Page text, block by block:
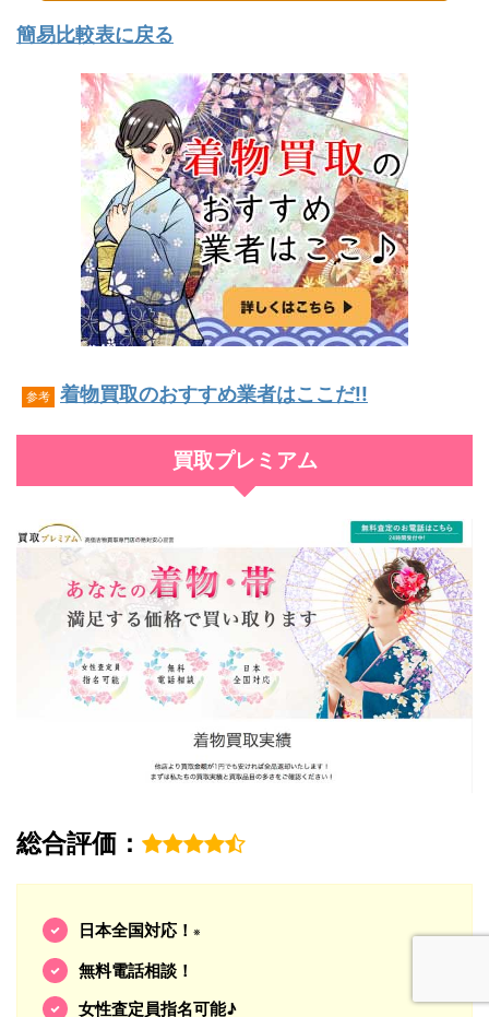
簡易比較表に戻る
参考 着物買取のおすすめ業者はここだ!!
買取プレミアム
総合評価：
日本全国対応！ ※
無料電話相談！
女性査定員指名可能♪